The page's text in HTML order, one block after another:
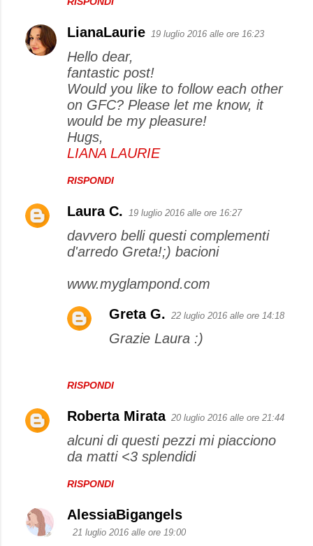
LianaLaurie 19 luglio 2016 alle ore 16:23
Hello dear,
fantastic post!
Would you like to follow each other
on GFC? Please let me know, it
would be my pleasure!
Hugs,
LIANA LAURIE
RISPONDI
Laura C. 19 luglio 2016 alle ore 16:27
davvero belli questi complementi
d'arredo Greta!;) bacioni
www.myglampond.com
RISPONDI
Greta G. 22 luglio 2016 alle ore 14:18
Grazie Laura :)
Roberta Mirata 20 luglio 2016 alle ore 21:44
alcuni di questi pezzi mi piacciono
da matti <3 splendidi
RISPONDI
AlessiaBigangels
21 luglio 2016 alle ore 19:00